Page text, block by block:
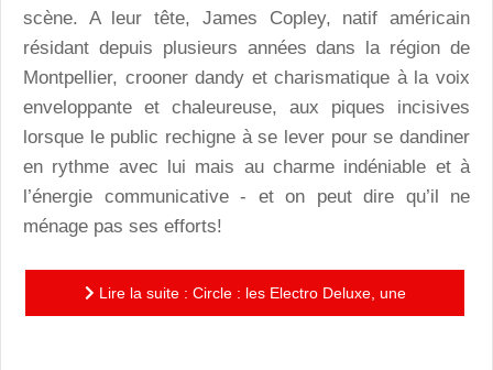
scène. A leur tête, James Copley, natif américain
résidant depuis plusieurs années dans la région de
Montpellier, crooner dandy et charismatique à la voix
enveloppante et chaleureuse, aux piques incisives
lorsque le public rechigne à se lever pour se dandiner
en rythme avec lui mais au charme indéniable et à
l’énergie communicative - et on peut dire qu’il ne
ménage pas ses efforts!
Lire la suite : Circle : les Electro Deluxe, une